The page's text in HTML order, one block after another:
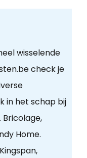
wisselende
check je
in het schap bij
Home.